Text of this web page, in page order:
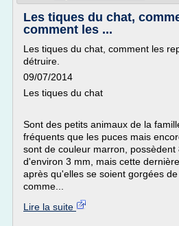
Les tiques du chat,
comment les ...
Les tiques du chat, comment les
détruire.
09/07/2014
Les tiques du chat
Sont des petits animaux de la
fréquents que les puces mais
sont de couleur marron,
d'environ 3 mm, mais cette
après qu'elles se soient gorgées
comme...
Lire la suite